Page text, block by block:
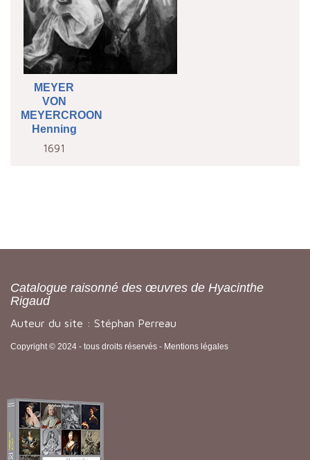
MEYER
VON
MEYERCROON
Henning
1691
Catalogue raisonné des œuvres de Hyacinthe
Rigaud
Auteur du site : Stéphan Perreau
Copyright © 2024 - tous droits réservés - Mentions légales